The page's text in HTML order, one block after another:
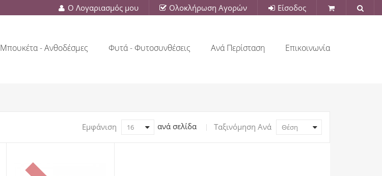
Ο Λογαριασμός μου Ολοκλήρωση Αγορών Είσοδος
Μπουκέτα - Ανθοδέσμες Φυτά - Φυτοσυνθέσεις Ανά Περίσταση Επικοινωνία
Εμφάνιση 16 ανά σελίδα Ταξινόμηση Ανά Θέση